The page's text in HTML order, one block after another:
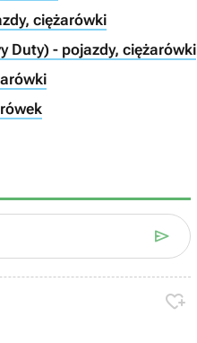
ciężarówki
Duty) - pojazdy, ciężarówki

